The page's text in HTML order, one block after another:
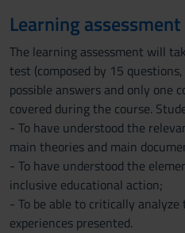
Learning
The learning assessment will
test (composed by 15
possible answers and only one
covered during the course.
- To have understood the
main theories and main
- To have understood the
inclusive educational action;
- To be able to critically analyze
experiences presented.